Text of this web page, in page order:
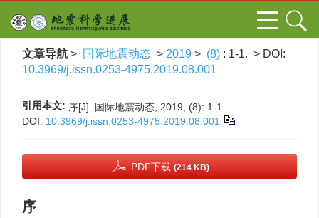
文章导航 > 国际地震动态 > 2019 > (8) : 1-1. > DOI:
10.3969/j.issn.0253-4975.2019.08.001
引用本文: 序[J]. 国际地震动态, 2019, (8): 1-1.
DOI: 10.3969/j.issn.0253-4975.2019.08.001
PDF下载 (214 KB)
序